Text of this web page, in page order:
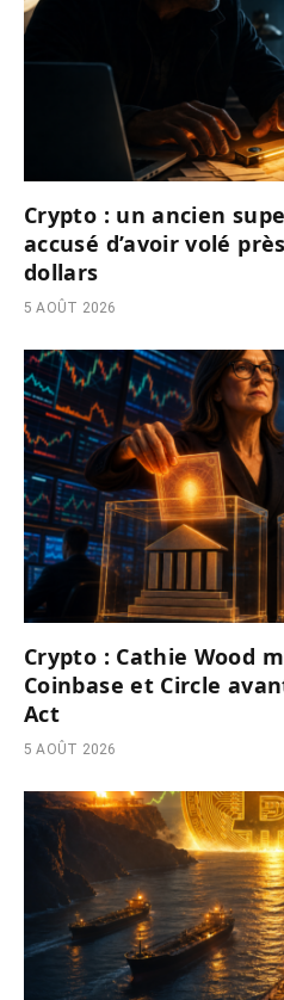
Crypto : un ancien
accusé d’avoir volé
dollars
5 AOÛT 2026
Crypto : Cathie Wood
Coinbase et Circle
Act
5 AOÛT 2026